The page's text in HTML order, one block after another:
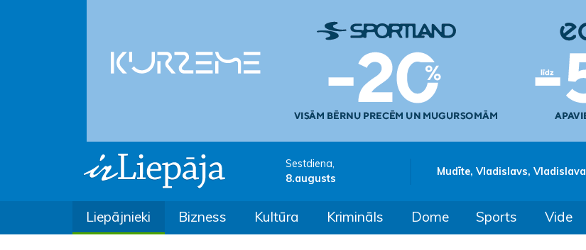
Sestdiena,
8.augusts
Mudīte, Vladislavs, Vladislava
Liepājnieki Bizness Kultūra Krimināls Dome Sports Vide